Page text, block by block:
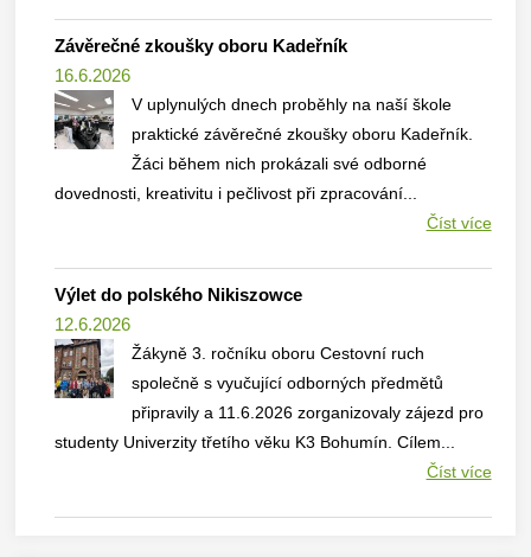
Závěrečné zkoušky oboru Kadeřník
16.6.2026
V uplynulých dnech proběhly na naší škole
praktické závěrečné zkoušky oboru Kadeřník.
Žáci během nich prokázali své odborné
dovednosti, kreativitu i pečlivost při zpracování...
Číst více
Výlet do polského Nikiszowce
12.6.2026
Žákyně 3. ročníku oboru Cestovní ruch
společně s vyučující odborných předmětů
připravily a 11.6.2026 zorganizovaly zájezd pro
studenty Univerzity třetího věku K3 Bohumín. Cílem...
Číst více